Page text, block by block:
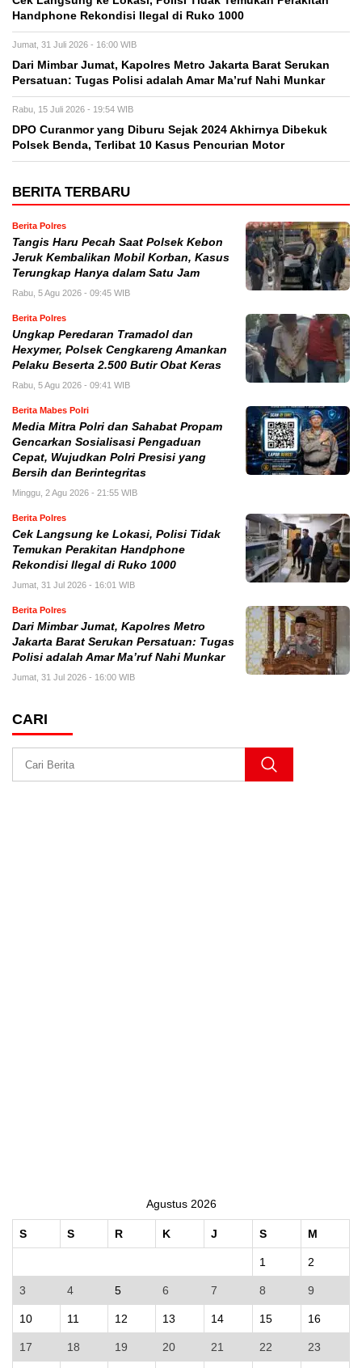
Handphone Rekondisi Ilegal di Ruko 1000
Jumat, 31 Juli 2026 - 16:00 WIB
Dari Mimbar Jumat, Kapolres Metro Jakarta Barat Serukan
Persatuan: Tugas Polisi adalah Amar Ma’ruf Nahi Munkar
Rabu, 15 Juli 2026 - 19:54 WIB
DPO Curanmor yang Diburu Sejak 2024 Akhirnya Dibekuk
Polsek Benda, Terlibat 10 Kasus Pencurian Motor
BERITA TERBARU
Berita Polres
Tangis Haru Pecah Saat Polsek Kebon
Jeruk Kembalikan Mobil Korban, Kasus
Terungkap Hanya dalam Satu Jam
Rabu, 5 Agu 2026 - 09:45 WIB
Berita Polres
Ungkap Peredaran Tramadol dan
Hexymer, Polsek Cengkareng Amankan
Pelaku Beserta 2.500 Butir Obat Keras
Rabu, 5 Agu 2026 - 09:41 WIB
Berita Mabes Polri
Media Mitra Polri dan Sahabat Propam
Gencarkan Sosialisasi Pengaduan
Cepat, Wujudkan Polri Presisi yang
Bersih dan Berintegritas
Minggu, 2 Agu 2026 - 21:55 WIB
Berita Polres
Cek Langsung ke Lokasi, Polisi Tidak
Temukan Perakitan Handphone
Rekondisi Ilegal di Ruko 1000
Jumat, 31 Jul 2026 - 16:01 WIB
Berita Polres
Dari Mimbar Jumat, Kapolres Metro
Jakarta Barat Serukan Persatuan: Tugas
Polisi adalah Amar Ma’ruf Nahi Munkar
Jumat, 31 Jul 2026 - 16:00 WIB
CARI
Agustus 2026
S S R K J S M
1 2
3 4 5 6 7 8 9
10 11 12 13 14 15 16
17 18 19 20 21 22 23